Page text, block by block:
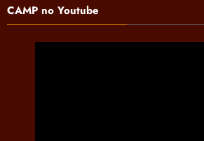
CAMP no Youtube